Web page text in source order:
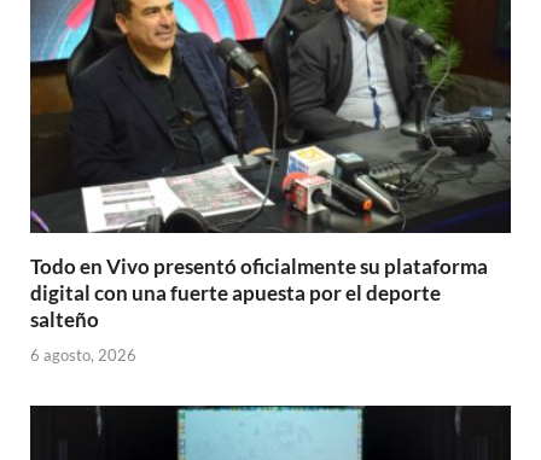
Todo en Vivo presentó oficialmente su plataforma
digital con una fuerte apuesta por el deporte
salteño
6 agosto, 2026